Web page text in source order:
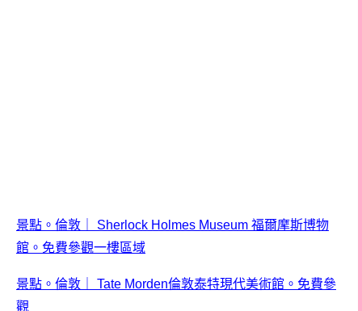
景點。倫敦 Sherlock Holmes Museum 福爾摩斯博物
館。免費參觀一樓區域
景點。倫敦 Tate Morden倫敦泰特現代美術館。免費參
觀